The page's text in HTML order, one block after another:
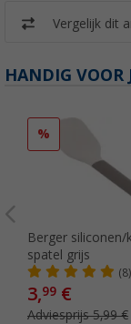
Vergelijk dit
HANDIG VOOR
%
Berger
spatel grijs
(8)
3,99 €
Adviesprijs 5,99 €